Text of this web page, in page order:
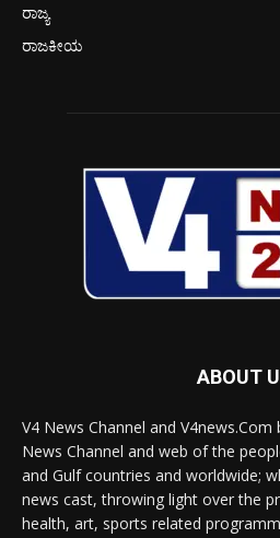
ರಾಜ್ಯ
ರಾಜಕೀಯ
ABOUT
V4 News Channel and
News Channel and web of the
and Gulf countries and worldwide;
news cast, throwing light over the
health, art, sports related